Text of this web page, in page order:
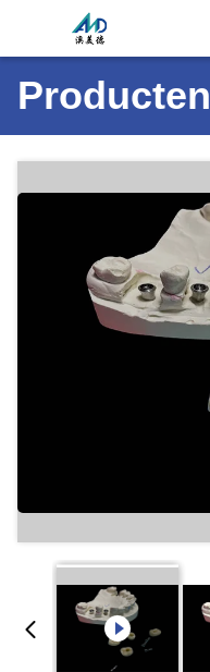
Producten